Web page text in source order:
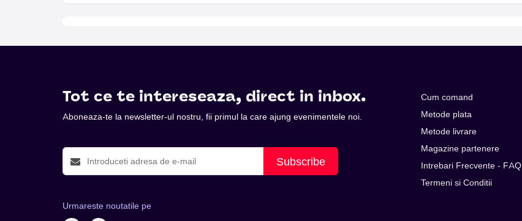
Tot ce te intereseaza, direct in inbox.
Aboneaza-te la newsletter-ul nostru, fii primul la care ajung evenimentele noi.
Subscribe
Urmareste noutatile pe
Cum comand
Metode plata
Metode livrare
Magazine partenere
Intrebari Frecvente - FAQ
Termeni si Conditii